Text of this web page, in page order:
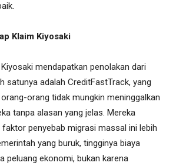
Klaim Kiyosaki
mendapatkan penolakan dari
satunya adalah CreditFastTrack, yang
orang tidak mungkin meninggalkan
tanpa alasan yang jelas. Mereka
faktor penyebab migrasi massal ini lebih
yang buruk, tingginya biaya
peluang ekonomi, bukan karena